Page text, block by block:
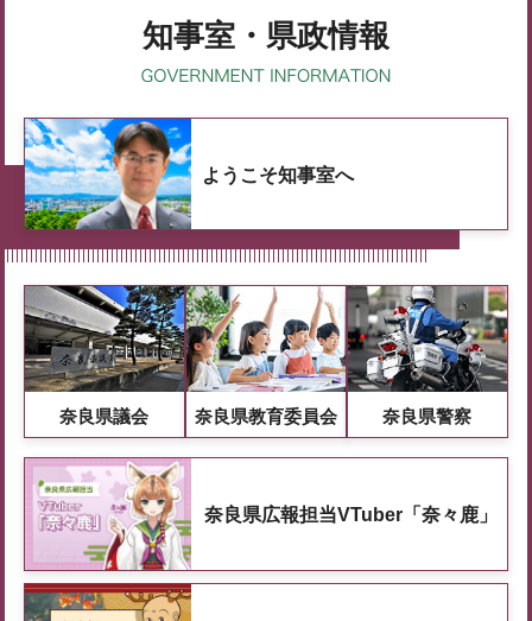
知事室・県政情報
ようこそ知事室へ
奈良県議会 奈良県教育委員会 奈良県警察
奈良県広報担当VTuber「奈々鹿」